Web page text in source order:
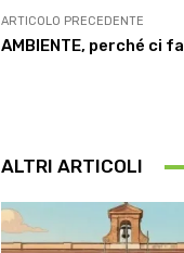
ARTICOLO PRECEDENTE
AMBIENTE, perché ci
ALTRI ARTICOLI